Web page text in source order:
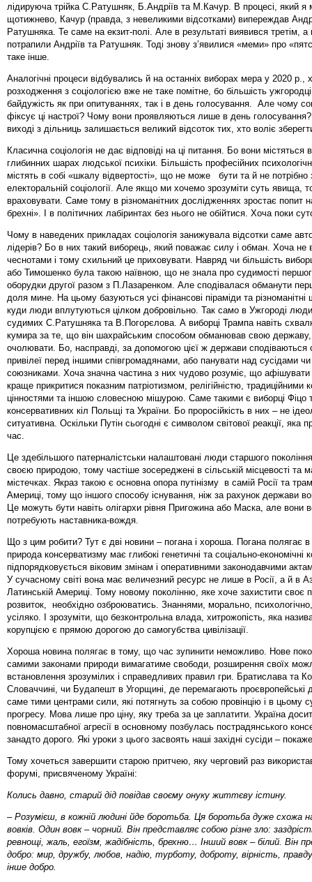
лідируюча трійка С.Ратушняк, Б.Андріїв та М.Качур. В процесі, який я
щотижнево, Качур (правда, з невеликими відсотками) випереждав
Ратушняка. Те саме на екзит-полі. Але в результаті виявився третім, а
потрапили Андріїв та Ратушняк. Тоді знову з’явилися «меми» про
таке інше.
Аналогічні процеси відбувались й на останніх виборах мера у 2020 р.,
розходження з соціологією вже не таке помітне, бо більшість
байдужість як при опитуваннях, так і в день голосування. Але чому
фіксує ці настрої? Чому вони проявляються лише в день
виході з дільниць залишається великий відсоток тих, хто воліє
Класична соціологія не дає відповіді на ці питання. Бо вони містяться
глибинних шарах людської психіки. Більшість професійних
містять в собі «шкалу відвертості», що не може бути та й не потрібно
електоральній соціології. Але якщо ми хочемо зрозуміти суть явища,
враховувати. Саме тому в різноманітних дослідженнях зростає попит
брехні». І в політичних лабіринтах без нього не обійтися. Хоча поки
Чому в наведених прикладах соціологія занижувала відсотки саме
лідерів? Бо в них такий виборець, який поважає силу і обман. Хоча не
чеснотами і тому схильний це приховувати. Навряд чи більшість
або Тимошенко була такою наївною, що не знала про судимості
оборудки другої разом з П.Лазаренком. Але сподівалася обманути
доля мине. На цьому базуються усі фінансові піраміди та різноманітні
куди люди вплутуються цілком добровільно. Так само в Ужгороді
судимих С.Ратушняка та В.Погорєлова. А виборці Трампа навіть
кумира за те, що він шахрайським способом обманював свою
очолювати. Бо, насправді, за допомогою цієї ж держави сподіваються
привілеї перед іншими співгромадянами, або панувати над сусідами
союзниками. Хоча значна частина з них чудово розуміє, що афішувати
краще прикритися показним патріотизмом, релігійністю, традиційними
цінностями та іншою словесною мішурою. Саме такими є виборці Фіцо
консервативних кіл Польщі та України. Бо проросійкість в них – не
ситуативна. Оскільки Путін сьогодні є символом світової реакції, яка
час.
Це здебільшого патерналістськи налаштовані люди старшого
своєю природою, тому частіше зосереджені в сільській місцевості та
містечках. Якраз такою є основна опора путінізму в самій Росії та
Америці, тому що іншого способу існування, ніж за рахунок держави
Це можуть бути навіть олігархи рівня Пригожина або Маска, але вони
потребують наставника-вождя.
Що з цим робити? Тут є дві новини – погана і хороша. Погана полягає
природа консерватизму має глибокі генетичні та соціально-економічні
підпорядковується віковим змінам і оперативними законодавчими
У сучасному світі вона має величезний ресурс не лише в Росії, а й в
Латинській Америці. Тому новому поколінню, яке хоче захистити своє
розвиток, необхідно озброюватись. Знаннями, морально,
усіляко. І зрозуміти, що безконтрольна влада, хитрожопість, яка
корупцією є прямою дорогою до самогубства цивілізації.
Хороша новина полягає в тому, що час зупинити неможливо. Нове
самими законами природи вимагатиме свободи, розширення своїх
встановлення зрозумілих і справедливих правил гри. Братислава та
Словаччині, чи Будапешт в Угорщині, де перемагають проєвропейські
саме тими центрами сили, які потягнуть за собою провінцію і в цьому
прогресу. Мова лише про ціну, яку треба за це заплатити. Україна
повномасштабної агресії в основному позбулась пострадянського
занадто дорого. Які уроки з цього засвоять наші західні сусіди –
Тому хочеться завершити старою притчею, яку черговий раз
форумі, присвяченому Україні:
Колись давно, старий дід повідав своєму онуку життєву істину.
– Розумієш, в кожній людині йде боротьба. Ця боротьба дуже схожа
вовків. Один вовк – чорний. Він представляє собою різне зло:
ревнощі, жаль, егоїзм, жадібність, брехню… Інший вовк – білий. Він
добро: мир, дружбу, любов, надію, турботу, доброту, вірність,
інше добро.